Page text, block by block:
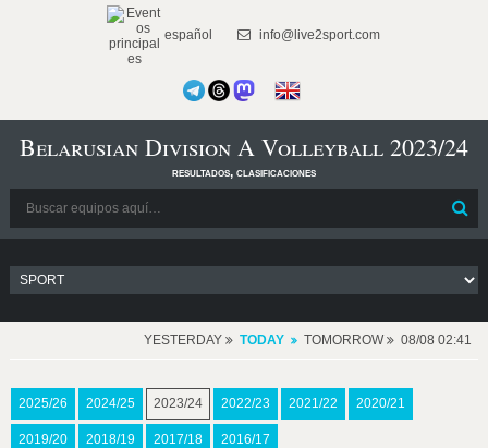
español info@live2sport.com
Belarusian Division A Volleyball 2023/24
resultados, clasificaciones
YESTERDAY TODAY TOMORROW 08/08 02:41
2025/26 2024/25 2023/24 2022/23 2021/22 2020/21
2019/20 2018/19 2017/18 2016/17